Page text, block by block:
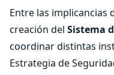
Entre las implicancias
creación del Sistema
coordinar distintas
Estrategia de